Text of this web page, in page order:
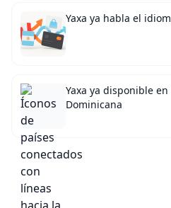
Yaxa ya habla el
Yaxa ya disponible
Dominicana